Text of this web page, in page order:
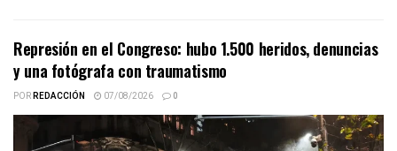
Represión en el Congreso: hubo 1.500 heridos, denuncias
y una fotógrafa con traumatismo
PORREDACCIÓN 07/08/2026 0